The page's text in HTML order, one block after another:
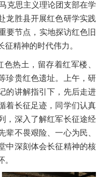
克思主义理论团支部在学
龙胜县开展红色研学实践
要节点，实地探访红色旧
精神的时代伟力。
热土，留存着红军楼、
珍贵红色遗址。上午，研
的讲解指引下，先后走进
着长征足迹，同学们认真
，深入了解红军长征途经
辈不畏艰险、一心为民、
中深刻体会长征精神的核